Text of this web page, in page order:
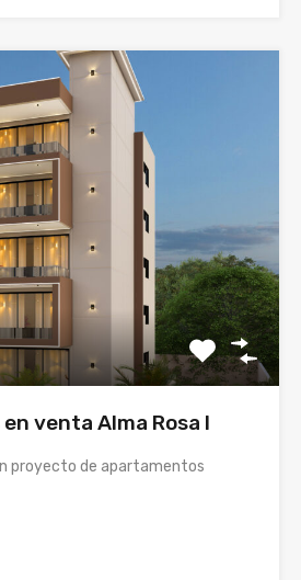
venta Alma Rosa I
proyecto de apartamentos